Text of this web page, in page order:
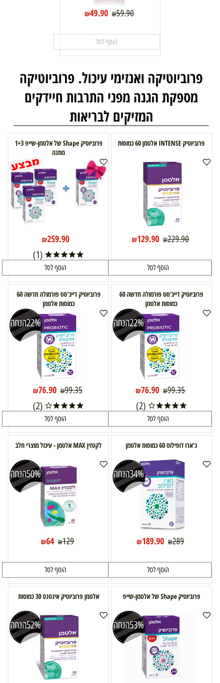
₪59.90
₪49.90
הוסף לסל
פרוביוטיקה ואנזימי עיכול. פרוביוטיקה
מספקת הגנה מפני התרבות חיידקים
המזיקים לבריאות
פרוביוטיק INTENSE אלטמן 60 כמוסות
₪229.90
₪129.90
הוסף לסל
פרוביוטיק Shape של אלטמן-שייפ 1+3
מתנה
₪259.90
(1)
הוסף לסל
פרוביוטיק דייג'סט פורמולה חדשה 60
כמוסות אלטמן
22%הנחה
₪99.35
₪76.90
(2)
הוסף לסל
פרוביוטיק דייג'סט פורמולה חדשה 60
כמוסות אלטמן
22%הנחה
₪99.35
₪76.90
(2)
הוסף לסל
ג'ארו דופילוס 60 כמוסות אלטמן
34%הנחה
₪289
₪189.90
הוסף לסל
לקטזין MAX אלטמן - עיכול מוצרי חלב
50%הנחה
₪129
₪64
הוסף לסל
פרוביוטיק Shape של אלטמן-שייפ
53%הנחה
אלטמן פרוביוטיק אינטנס 30 כמוסות
52%הנחה